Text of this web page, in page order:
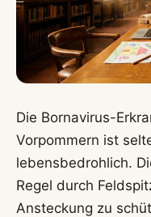
Die Bornavirus-
Vorpommern ist
lebensbedrohlich.
Regel durch
Ansteckung zu